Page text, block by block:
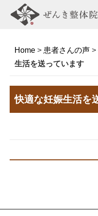
Home > 患者さんの声 >
生活を送っています
快適な妊娠生活を